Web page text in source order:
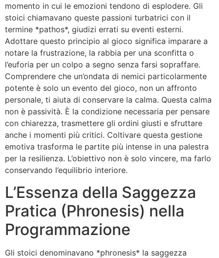
momento in cui le emozioni tendono di esplodere. Gli
stoici chiamavano queste passioni turbatrici con il
termine *pathos*, giudizi errati su eventi esterni.
Adottare questo principio al gioco significa imparare a
notare la frustrazione, la rabbia per una sconfitta o
l’euforia per un colpo a segno senza farsi sopraffare.
Comprendere che un’ondata di nemici particolarmente
potente è solo un evento del gioco, non un affronto
personale, ti aiuta di conservare la calma. Questa calma
non è passività. È la condizione necessaria per pensare
con chiarezza, trasmettere gli ordini giusti e sfruttare
anche i momenti più critici. Coltivare questa gestione
emotiva trasforma le partite più intense in una palestra
per la resilienza. L’obiettivo non è solo vincere, ma farlo
conservando l’equilibrio interiore.
L’Essenza della Saggezza
Pratica (Phronesis) nella
Programmazione
Gli stoici denominavano *phronesis* la saggezza